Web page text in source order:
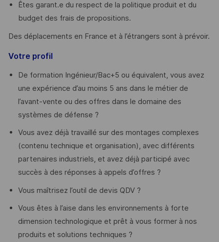
Êtes garant.e du respect de la politique produit et du
budget des frais de propositions.
Des déplacements en France et à l’étrangers sont à prévoir.
Votre profil
De formation Ingénieur/Bac+5 ou équivalent, vous avez
une expérience d’au moins 5 ans dans le métier de
l’avant-vente ou des offres dans le domaine des
systèmes de défense ?
Vous avez déjà travaillé sur des montages complexes
(contenu technique et organisation), avec différents
partenaires industriels, et avez déjà participé avec
succès à des réponses à appels d’offres ?
Vous maîtrisez l’outil de devis QDV ?
Vous êtes à l’aise dans les environnements à forte
dimension technologique et prêt à vous former à nos
produits et solutions techniques ?